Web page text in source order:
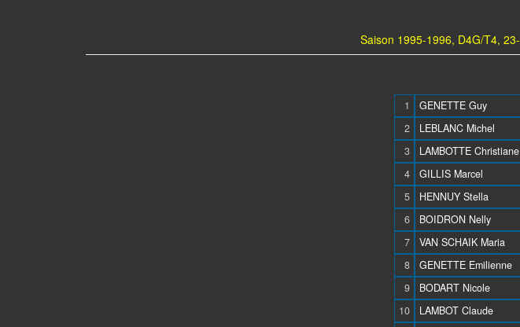
Saison 1995-1996, D4G/T4,
1 GENETTE Guy
2
LEBLANC Michel
3
LAMBOTTE Christiane
4
GILLIS Marcel
5
HENNUY Stella
6
BOIDRON Nelly
7
VAN SCHAIK Maria
8
GENETTE Emilienne
9
BODART Nicole
10
LAMBOT Claude